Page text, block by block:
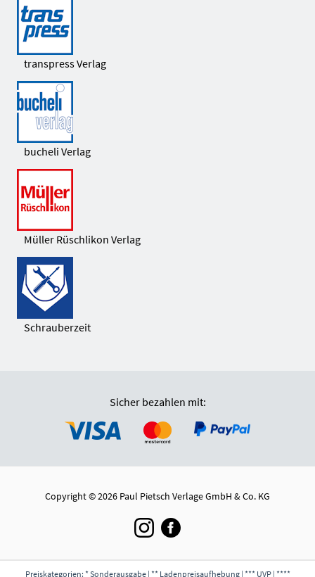
transpress Verlag
bucheli Verlag
Müller Rüschlikon Verlag
Schrauberzeit
Sicher bezahlen mit:
Copyright © 2026 Paul Pietsch Verlage GmbH & Co. KG
Preiskategorien: * Sonderausgabe | ** Ladenpreisaufhebung | *** UVP | ****